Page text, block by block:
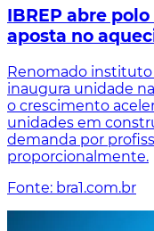
IBREP abre
aposta no
Renomado instituto
inaugura unidade
o crescimento
unidades em
demanda por
proporcionalmente.
Fonte: bra1.com.br